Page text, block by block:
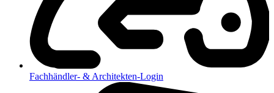
Fachhändler- & Architekten-Login